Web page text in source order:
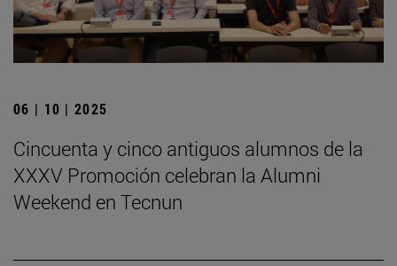
06 | 10 | 2025
Cincuenta y cinco antiguos alumnos de la
XXXV Promoción celebran la Alumni
Weekend en Tecnun